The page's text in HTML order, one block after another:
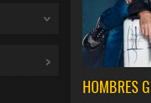
HOMBRES G